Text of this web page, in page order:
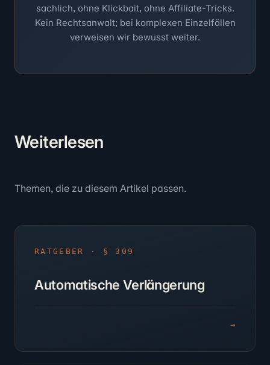
sachlich, ohne Klickbait, ohne Affiliate-Tricks.
Kein Rechtsanwalt; bei komplexen Einzelfällen
verweisen wir bewusst weiter.
Weiterlesen
Themen, die zu diesem Artikel passen.
RATGEBER · § 309
Automatische Verlängerung
→